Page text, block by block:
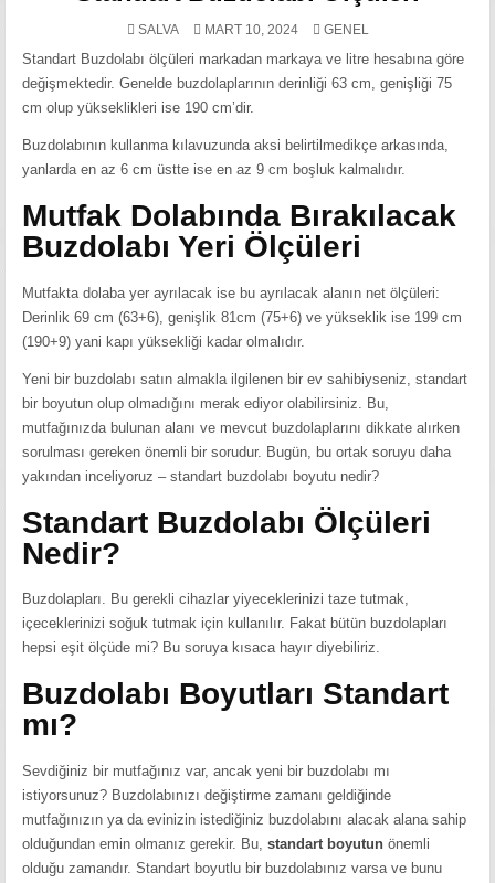
SALVA MART 10, 2024
POSTED
GENEL
Standart Buzdolabı ölçüleri markadan markaya ve litre hesabına göre
değişmektedir. Genelde buzdolaplarının derinliği 63 cm, genişliği 75
cm olup yükseklikleri ise 190 cm’dir.
Buzdolabının kullanma kılavuzunda aksi belirtilmedikçe arkasında,
yanlarda en az 6 cm üstte ise en az 9 cm boşluk kalmalıdır.
Mutfak Dolabında Bırakılacak
Buzdolabı Yeri Ölçüleri
Mutfakta dolaba yer ayrılacak ise bu ayrılacak alanın net ölçüleri:
Derinlik 69 cm (63+6), genişlik 81cm (75+6) ve yükseklik ise 199 cm
(190+9) yani kapı yüksekliği kadar olmalıdır.
Yeni bir buzdolabı satın almakla ilgilenen bir ev sahibiyseniz, standart
bir boyutun olup olmadığını merak ediyor olabilirsiniz. Bu,
mutfağınızda bulunan alanı ve mevcut buzdolaplarını dikkate alırken
sorulması gereken önemli bir sorudur. Bugün, bu ortak soruyu daha
yakından inceliyoruz – standart buzdolabı boyutu nedir?
Standart Buzdolabı Ölçüleri
Nedir?
Buzdolapları. Bu gerekli cihazlar yiyeceklerinizi taze tutmak,
içeceklerinizi soğuk tutmak için kullanılır. Fakat bütün buzdolapları
hepsi eşit ölçüde mi? Bu soruya kısaca hayır diyebiliriz.
Buzdolabı Boyutları Standart
mı?
Sevdiğiniz bir mutfağınız var, ancak yeni bir buzdolabı mı
istiyorsunuz? Buzdolabınızı değiştirme zamanı geldiğinde
mutfağınızın ya da evinizin istediğiniz buzdolabını alacak alana sahip
olduğundan emin olmanız gerekir. Bu,standart boyutun önemli
olduğu zamandır. Standart boyutlu bir buzdolabınız varsa ve bunu